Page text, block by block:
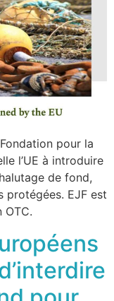
pour la
l’UE à introduire
de fond,
protégées. EJF est
OTC.